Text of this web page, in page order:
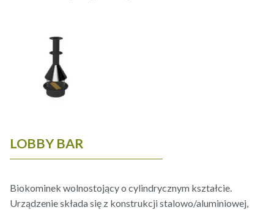
LOBBY BAR
Biokominek wolnostojący o cylindrycznym kształcie.
Urządzenie składa się z konstrukcji stalowo/aluminiowej,